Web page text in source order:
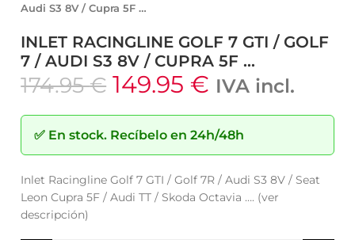
Audi S3 8V / Cupra 5F …
INLET RACINGLINE GOLF 7 GTI / GOLF
7 / AUDI S3 8V / CUPRA 5F …
174.95€ 149.95€ IVA incl.
✅ En stock. Recíbelo en 24h/48h
Inlet Racingline Golf 7 GTI / Golf 7R / Audi S3 8V / Seat
Leon Cupra 5F / Audi TT / Skoda Octavia …. (ver
descripción)